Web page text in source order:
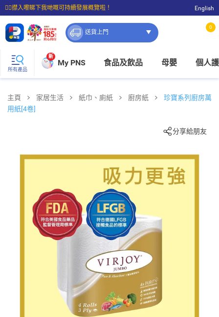
☝🏼㩒入嚟睇下我哋嘅可持續發展概覽啦！
⭐購物滿$399即享免費送貨；滿$100即可免費店取。
English
送貨上門
0
所有產品
新
My PNS 食品及飲品 母嬰 個人
主頁 家居生活 紙巾、廁紙 廚房紙
珍寶系列廚房萬
用紙[4卷]
分享給朋友